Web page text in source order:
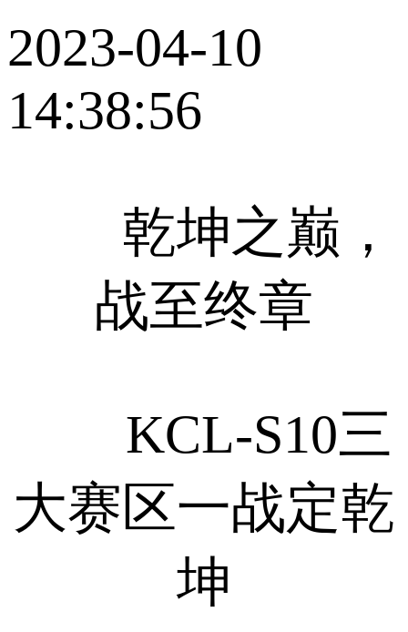
2023-04-10
14:38:56
乾坤之巅，
战至终章
KCL-S10三
大赛区一战定乾
坤